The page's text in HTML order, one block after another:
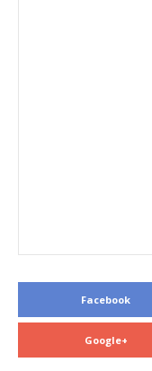
Facebook
Google+